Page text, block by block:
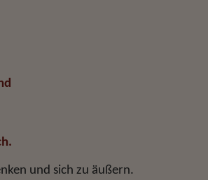
und sich zu äußern.